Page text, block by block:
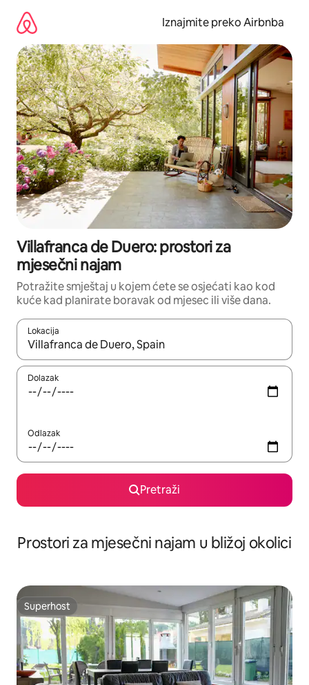
sadržaj
Iznajmite preko Airbnba
Villafranca de Duero: prostori za
mjesečni najam
Potražite smještaj u kojem ćete se osjećati kao kod
kuće kad planirate boravak od mjesec ili više dana.
Lokacija
Kada budu dostupni rezultati, moći ćete ih pregledati
Dolazak
Odlazak
Pretraži
Prostori za mjesečni najam u bližoj okolici
Superhost
Superhost